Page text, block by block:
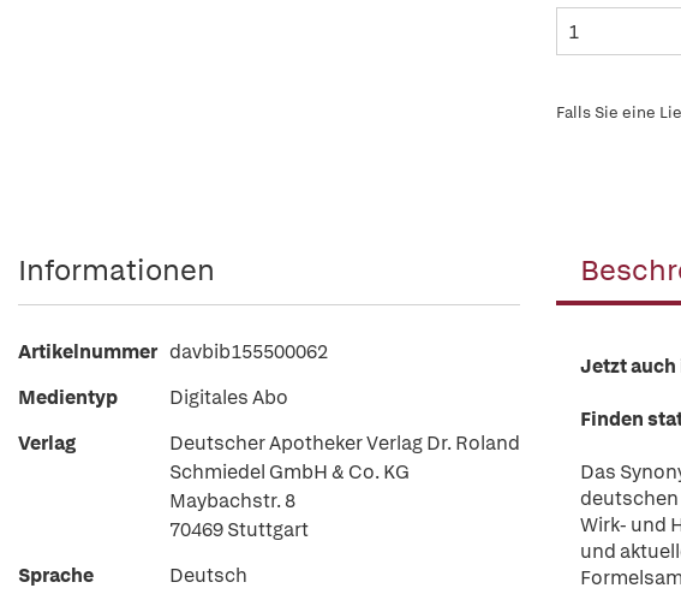
Falls Sie eine
Jetzt auch
Finden
Das
deutschen
Wirk- und
und
Informationen
Artikelnummer davbib155500062
Medientyp
Digitales Abo
Verlag
Deutscher Apotheker Verlag Dr. Roland
Schmiedel GmbH & Co. KG
Maybachstr. 8
70469 Stuttgart
Sprache
Deutsch